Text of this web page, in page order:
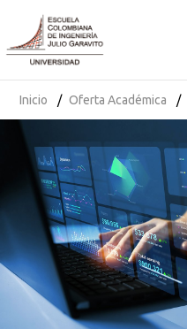
Inicio Oferta Académica
Escuela.